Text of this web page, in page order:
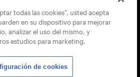
todas las cookies”, usted acepta
en su dispositivo para mejorar
analizar el uso del mismo, y
estudios para marketing.
de cookies